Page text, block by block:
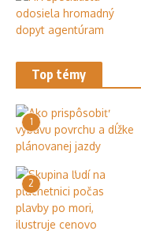
Top témy
1
2